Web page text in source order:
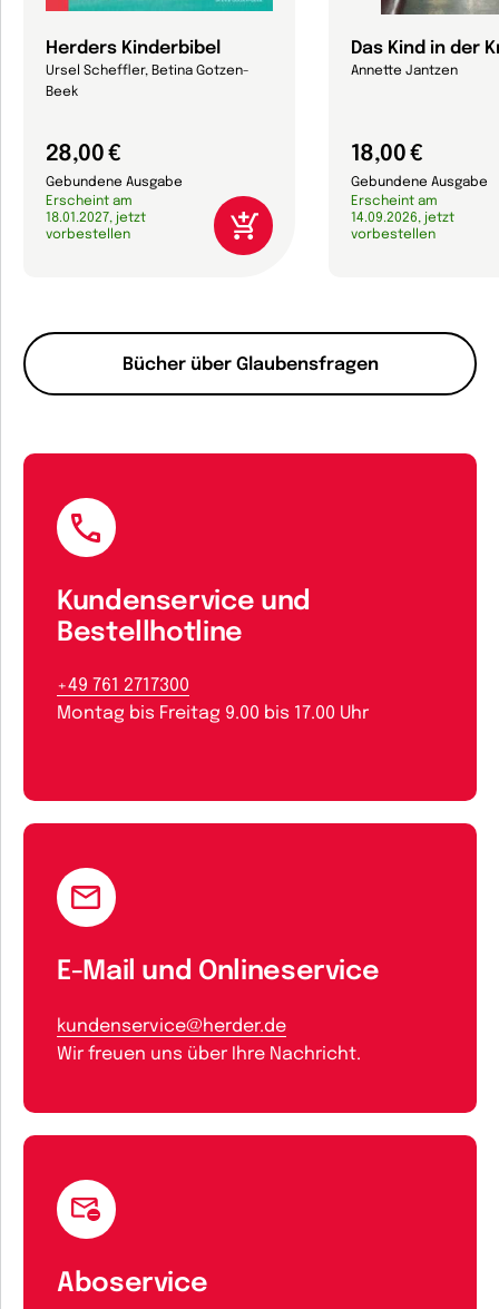
Bücher über Glaubensfragen
Herders Kinderbibel
Ursel Scheffler, Betina Gotzen-
Beek
28,00 €
Gebundene Ausgabe
Erscheint am
18.01.2027, jetzt
vorbestellen
Das Kind in der
Annette Jantzen
18,00 €
Gebundene Ausgabe
Erscheint am
14.09.2026, jetzt
vorbestellen
Kundenservice und
Bestellhotline
+49 761 2717300
Montag bis Freitag 9.00 bis 17.00 Uhr
E-Mail und Onlineservice
kundenservice@herder.de
Wir freuen uns über Ihre Nachricht.
Aboservice